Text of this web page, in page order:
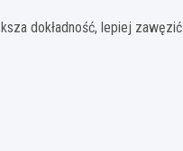
dokładność, lepiej zawęzić